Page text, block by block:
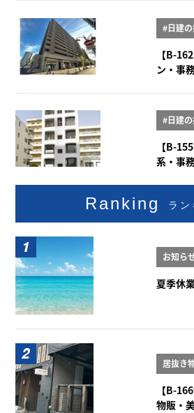
#日建
【B-
ン・事
#日建
【B-
系・事
Ranking ラン
お知ら
夏季休
居抜き
【B-
物販・